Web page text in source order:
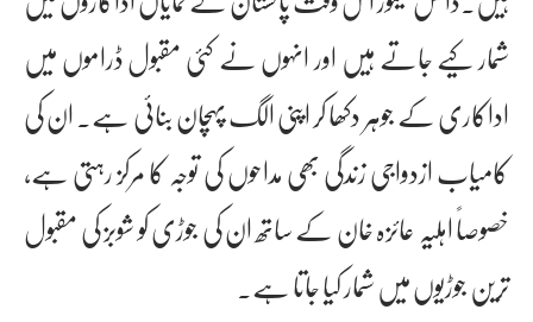
شمار کیے جاتے ہیں اور انہوں نے کئی مقبول ڈراموں میں
اداکاری کے جوہر دکھا کر اپنی الگ پہچان بنائی ہے۔ ان کی
کامیاب ازدواجی زندگی بھی مداحوں کی توجہ کا مرکز رہتی ہے،
خصوصاً اہلیہ عائزہ خان کے ساتھ ان کی جوڑی کو شوبز کی مقبول
ترین جوڑیوں میں شمار کیا جاتا ہے۔